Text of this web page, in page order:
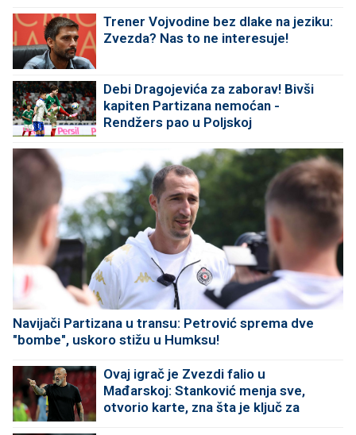
Trener Vojvodine bez dlake na jeziku:
Zvezda? Nas to ne interesuje!
Debi Dragojevića za zaborav! Bivši
kapiten Partizana nemoćan -
Rendžers pao u Poljskoj
Navijači Partizana u transu: Petrović sprema dve
"bombe", uskoro stižu u Humksu!
Ovaj igrač je Zvezdi falio u
Mađarskoj: Stanković menja sve,
otvorio karte, zna šta je ključ za